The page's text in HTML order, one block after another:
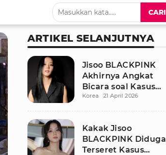
CARI
ARTIKEL SELANJUTNYA
Jisoo BLACKPINK
Akhirnya Angkat
Bicara soal Kasus
Dugaan Pelecehan
Korea 21 April 2026
Kakak Jisoo
BLACKPINK Diduga
Terseret Kasus